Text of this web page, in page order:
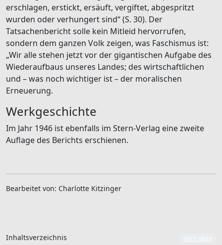
erschlagen, erstickt, ersäuft, vergiftet, abgespritzt
wurden oder verhungert sind“ (S. 30). Der
Tatsachenbericht solle kein Mitleid hervorrufen,
sondern dem ganzen Volk zeigen, was Faschismus ist:
„Wir alle stehen jetzt vor der gigantischen Aufgabe des
Wiederaufbaus unseres Landes; des wirtschaftlichen
und – was noch wichtiger ist – der moralischen
Erneuerung.
Werkgeschichte
Im Jahr 1946 ist ebenfalls im Stern-Verlag eine zweite
Auflage des Berichts erschienen.
Bearbeitet von: Charlotte Kitzinger
Inhaltsverzeichnis